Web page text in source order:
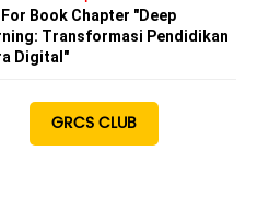
Book Chapter "Deep
Transformasi Pendidikan
Digital"
GRCS CLUB